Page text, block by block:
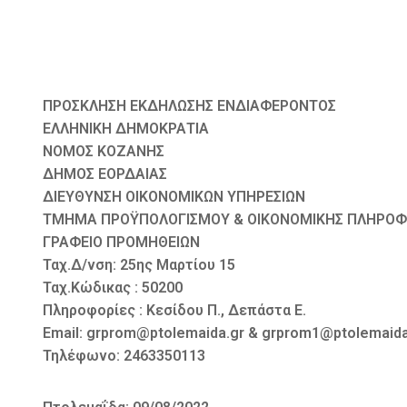
ΠΡΟΣΚΛΗΣΗ ΕΚΔΗΛΩΣΗΣ ΕΝΔΙΑΦΕΡΟΝΤΟΣ
ΕΛΛΗΝΙΚΗ ΔΗΜΟΚΡΑΤΙΑ
ΝΟΜΟΣ ΚΟΖΑΝΗΣ
ΔΗΜΟΣ ΕΟΡΔΑΙΑΣ
ΔΙΕΥΘΥΝΣΗ ΟΙΚΟΝΟΜΙΚΩΝ ΥΠΗΡΕΣΙΩΝ
ΤΜΗΜΑ ΠΡΟΫΠΟΛΟΓΙΣΜΟΥ & ΟΙΚΟΝΟΜΙΚΗΣ
ΓΡΑΦΕΙΟ ΠΡΟΜΗΘΕΙΩΝ
Ταχ.Δ/νση: 25ης Μαρτίου 15
Ταχ.Κώδικας : 50200
Πληροφορίες : Κεσίδου Π., Δεπάστα Ε.
Email: grprom@ptolemaida.gr &
Τηλέφωνο: 2463350113